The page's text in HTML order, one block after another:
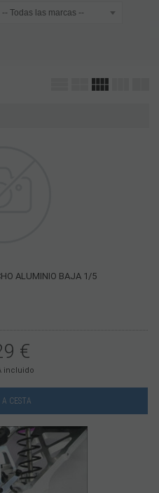
ALUMINIO BAJA 1/5
€
incluido
CESTA